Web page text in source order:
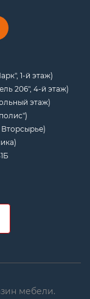
1-й этаж)
206", 4-й этаж)
этаж)
мебели.